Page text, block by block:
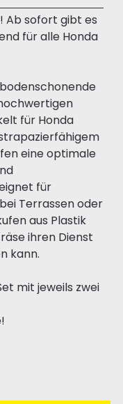
Ab sofort gibt es
für alle Honda
für Honda
eine optimale
für
Terrassen oder
aus Plastik
ihren Dienst
kann.
mit jeweils zwei